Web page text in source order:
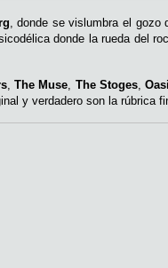
, donde se vislumbra el
donde la rueda del
,The Muse The Stoges,
y verdadero son la rúbrica